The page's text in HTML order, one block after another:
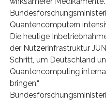
Quantencomputern
Die heutige
der Nutzerinfrastruktur
Schritt, um Deutschland
Quantencomputing
bringen.“